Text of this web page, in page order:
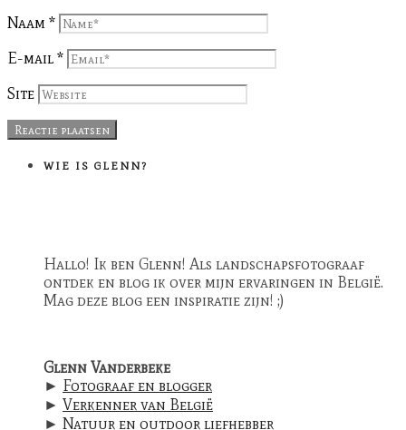
Naam *
E-mail *
Site
WIE IS GLENN?
Hallo! Ik ben Glenn! Als landschapsfotograaf
ontdek en blog ik over mijn ervaringen in België.
Mag deze blog een inspiratie zijn! ;)
Glenn Vanderbeke
► Fotograaf en blogger
► Verkenner van België
► Natuur en outdoor liefhebber